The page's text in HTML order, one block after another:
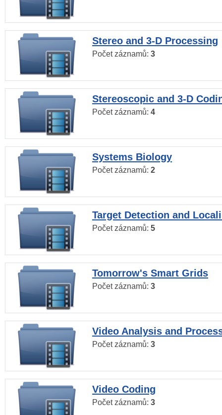
Stereo and 3-D Processing
Počet záznamů: 3
Stereoscopic and 3-D
Počet záznamů: 4
Systems Biology
Počet záznamů: 2
Target Detection and
Počet záznamů: 5
Tomorrow's Smart Grids
Počet záznamů: 3
Video Analysis and
Počet záznamů: 3
Video Coding
Počet záznamů: 3